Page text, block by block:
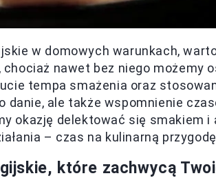
w domowych warunkach,
chociaż nawet bez niego możemy
tempa smażenia oraz
ale także wspomnienie
okazję delektować się smakiem
– czas na kulinarną
które zachwycą